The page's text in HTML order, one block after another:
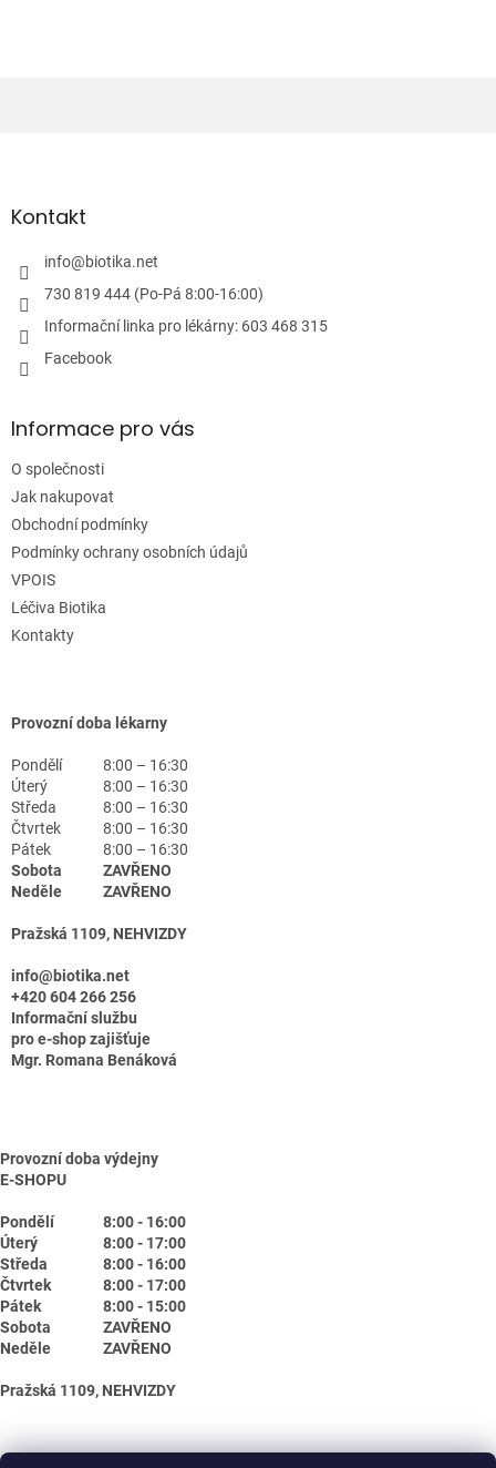
p
i
s
aKontakt
info@biotika.net
730 819 444 (Po-Pá 8:00-16:00)
Informační linka pro lékárny: 603 468 315
Facebook
Informace pro vás
O společnosti
Jak nakupovat
Obchodní podmínky
Podmínky ochrany osobních údajů
VPOIS
Léčiva Biotika
Kontakty
Provozní doba lékarny
Pondělí
8:00 – 16:30
Úterý
8:00 – 16:30
Středa
8:00 – 16:30
Čtvrtek
8:00 – 16:30
Pátek
8:00 – 16:30
Sobota
ZAVŘENO
Neděle
ZAVŘENO
Pražská 1109, NEHVIZDY
info@biotika.net
+420 604 266 256
Informační službu
pro e-shop zajišťuje
Mgr. Romana Benáková
Provozní doba výdejny
E-SHOPU
Pondělí
8:00 - 16:00
Úterý
8:00 - 17:00
Středa
8:00 - 16:00
Čtvrtek
8:00 - 17:00
Pátek
8:00 - 15:00
Sobota
ZAVŘENO
Neděle
ZAVŘENO
Pražská 1109, NEHVIZDY